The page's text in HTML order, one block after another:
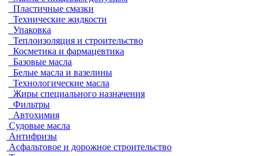
Пластичные смазки
Технические жидкости
Упаковка
Теплоизоляция и строительство
Косметика и фармацевтика
Базовые масла
Белые масла и вазелины
Технологические масла
Жиры специального назначения
Фильтры
Автохимия
Судовые масла
Антифризы
Асфальтовое и дорожное строительство